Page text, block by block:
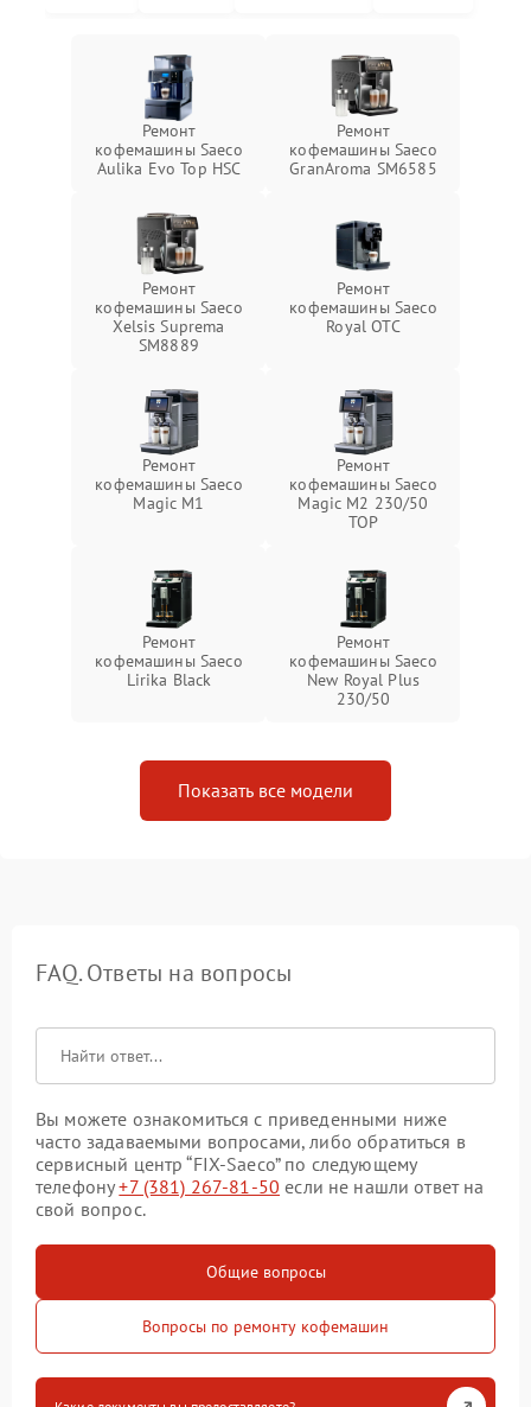
Ремонт
кофемашины Saeco
Aulika Evo Top HSC
Ремонт
кофемашины Saeco
GranAroma SM6585
Ремонт
кофемашины Saeco
Xelsis Suprema
SM8889
Ремонт
кофемашины Saeco
Royal OTC
Ремонт
кофемашины Saeco
Magic M1
Ремонт
кофемашины Saeco
Magic M2 230/50
TOP
Ремонт
кофемашины Saeco
Lirika Black
Ремонт
кофемашины Saeco
New Royal Plus
230/50
Показать все модели
FAQ. Ответы на вопросы
Вы можете ознакомиться с приведенными ниже
часто задаваемыми вопросами, либо обратиться в
сервисный центр “FIX-Saeco” по следующему
телефону+7 (381) 267-81-50 если не нашли ответ на
свой вопрос.
Общие вопросы
Вопросы по ремонту кофемашин